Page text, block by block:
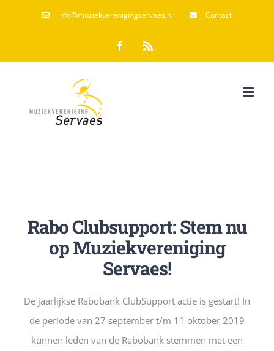
info@muziekverenigingservaes.nl Contact
Facebook
Rabo Clubsupport: Stem nu
op Muziekvereniging
Servaes!
De jaarlijkse Rabobank ClubSupport actie is gestart! In
de periode van 27 september t/m 11 oktober 2019
kunnen leden van de Rabobank stemmen met een